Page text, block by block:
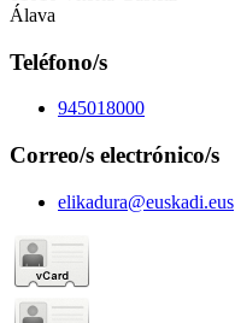
Álava
Teléfono/s
945018000
Correo/s electrónico/s
elikadura@euskadi.eus